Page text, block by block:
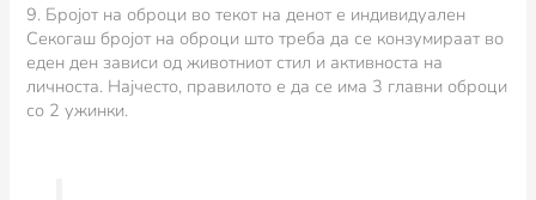
9. Бројот на оброци во текот на денот е индивидуален
Секогаш бројот на оброци што треба да се конзумираат во
еден ден зависи од животниот стил и активноста на
личноста. Најчесто, правилото е да се има 3 главни оброци
со 2 ужинки.